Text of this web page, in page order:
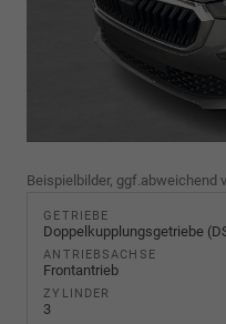
Beispielbilder, ggf.abweichend
GETRIEBE
Doppelkupplungsgetriebe
ANTRIEBSACHSE
Frontantrieb
ZYLINDER
3